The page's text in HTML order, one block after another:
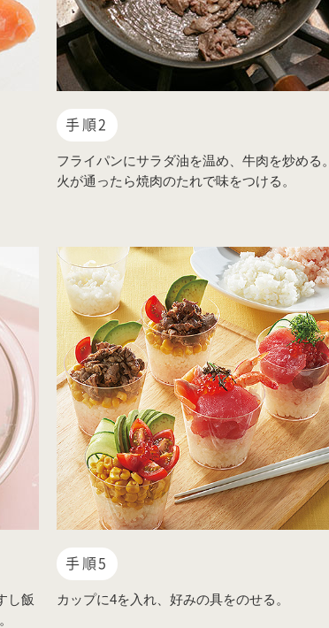
手順2
フライパンにサラダ油を温め、牛肉を炒める。
火が通ったら焼肉のたれで味をつける。
し飯
手順5
カップに4を入れ、好みの具をのせる。